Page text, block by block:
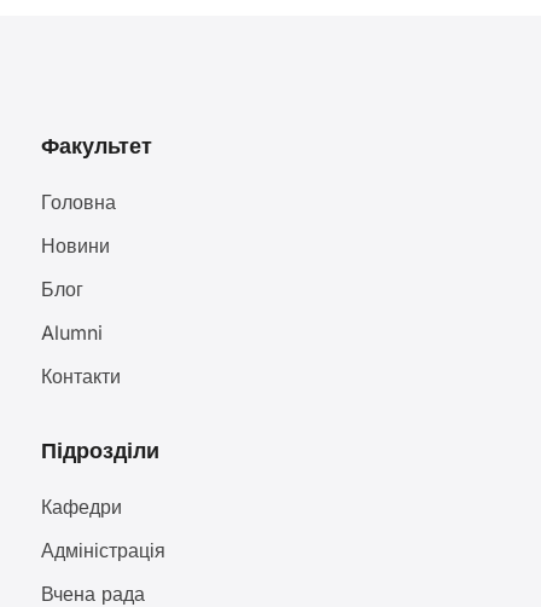
Факультет
Головна
Новини
Блог
Alumni
Контакти
Підрозділи
Кафедри
Адміністрація
Вчена рада